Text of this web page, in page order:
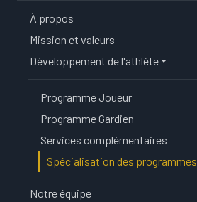
À propos
Mission et valeurs
Développement de l'athlète
Programme Joueur
Programme Gardien
Services complémentaires
Spécialisation des programmes
Notre équipe